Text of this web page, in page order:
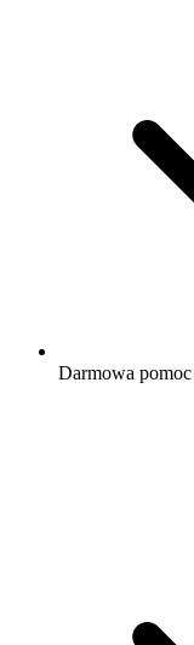
Darmowa pomoc